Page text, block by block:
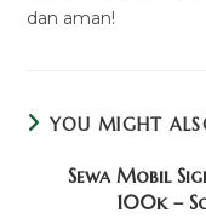
dan aman!
YOU MIGHT
Sewa Mobil
100k –